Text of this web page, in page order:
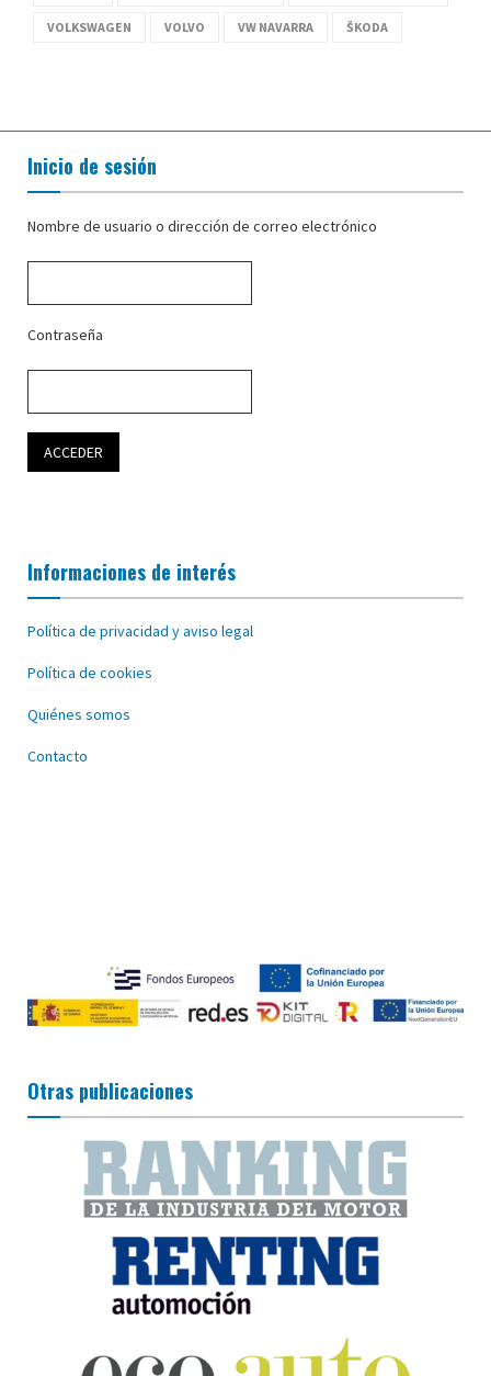
VOLKSWAGEN VOLVO VW NAVARRA ŠKODA
Inicio de sesión
Nombre de usuario o dirección de correo electrónico
Contraseña
Informaciones de interés
Política de privacidad y aviso legal
Política de cookies
Quiénes somos
Contacto
Otras publicaciones